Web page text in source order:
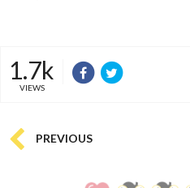
1.7k
VIEWS
PREVIOUS